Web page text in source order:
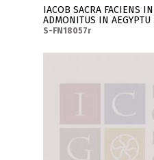
IACOB SACRA FACIENS
ADMONITUS IN AEGYPTU
S-FN18057r